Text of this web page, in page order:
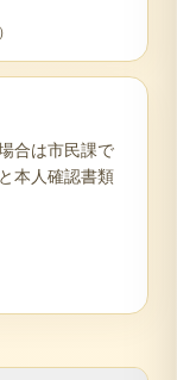
合は市民課で
本人確認書類